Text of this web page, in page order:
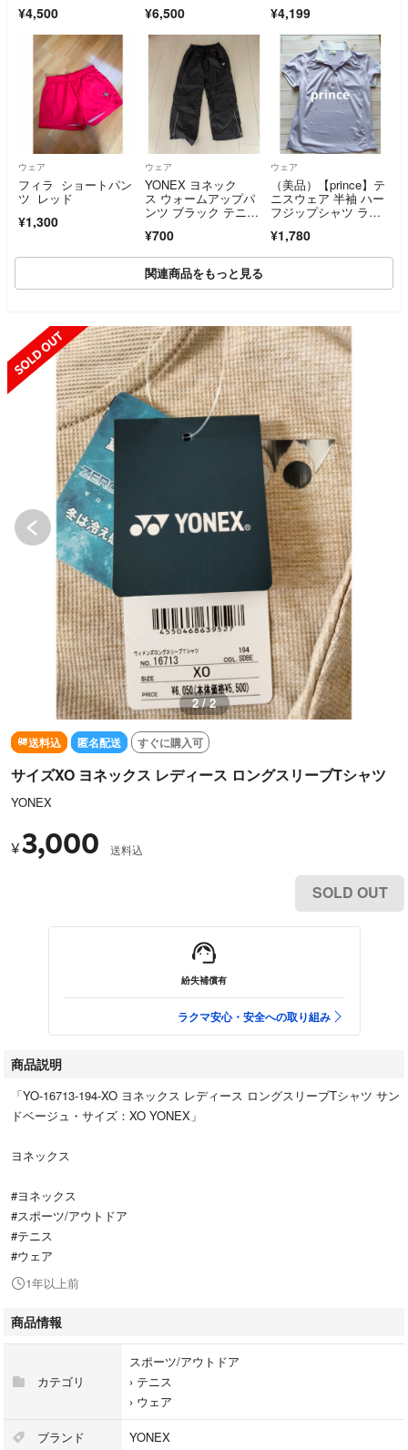
¥4,500 ¥6,500 ¥4,199
ウェア
フィラ ショートパン
ツ レッド
¥1,300
ウェア
YONEX ヨネック
ス ウォームアップパ
ンツ ブラック テニ
¥700
ウェア
（美品）【prince】テ
ニスウェア 半袖 ハー
フジップシャツ ラベ
ズS
¥1,780
関連商品をもっと見る
SOLD OUT
1 / 2
送料込 匿名配送 すぐに購入可
サイズXO ヨネックス レディース ロングスリーブTシャツ
YONEX
¥3,000 送料込
SOLD OUT
紛失補償有
ラクマ安心・安全への取り組み
商品説明
「YO-16713-194-XO ヨネックス レディース ロングスリーブTシャツ サン
ドベージュ・サイズ：XO YONEX」
ヨネックス
#ヨネックス
#スポーツ/アウトドア
#テニス
#ウェア
1年以上前
商品情報
カテゴリ
スポーツ/アウトドア
› テニス
› ウェア
ブランド YONEX